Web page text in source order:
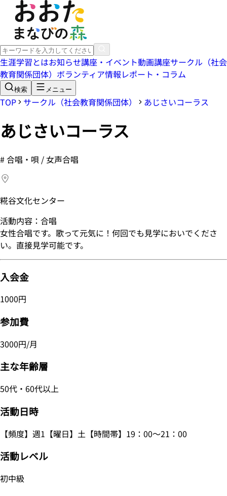
生涯学習とはお知らせ講座・イベント動画講座サークル（社会
教育関係団体） ボランティア情報レポート・コラム
検索 メニュー
TOP サークル（社会教育関係団体） あじさいコーラス
あじさいコーラス
#合唱・唄 / 女声合唱
糀谷文化センター
活動内容：合唱
女性合唱です。歌って元気に！何回でも見学においでくださ
い。直接見学可能です。
入会金
1000円
参加費
3000円/月
主な年齢層
50代・60代以上
活動日時
【頻度】週1【曜日】土【時間帯】19：00～21：00
活動レベル
初中級